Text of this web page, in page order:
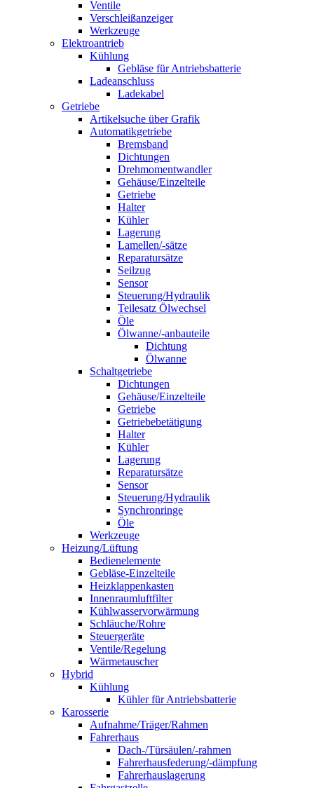
Ventile
Verschleißanzeiger
Werkzeuge
Elektroantrieb
Kühlung
Gebläse für Antriebsbatterie
Ladeanschluss
Ladekabel
Getriebe
Artikelsuche über Grafik
Automatikgetriebe
Bremsband
Dichtungen
Drehmomentwandler
Gehäuse/Einzelteile
Getriebe
Halter
Kühler
Lagerung
Lamellen/-sätze
Reparatursätze
Seilzug
Sensor
Steuerung/Hydraulik
Teilesatz Ölwechsel
Öle
Ölwanne/-anbauteile
Dichtung
Ölwanne
Schaltgetriebe
Dichtungen
Gehäuse/Einzelteile
Getriebe
Getriebebetätigung
Halter
Kühler
Lagerung
Reparatursätze
Sensor
Steuerung/Hydraulik
Synchronringe
Öle
Werkzeuge
Heizung/Lüftung
Bedienelemente
Gebläse-Einzelteile
Heizklappenkasten
Innenraumluftfilter
Kühlwasservorwärmung
Schläuche/Rohre
Steuergeräte
Ventile/Regelung
Wärmetauscher
Hybrid
Kühlung
Kühler für Antriebsbatterie
Karosserie
Aufnahme/Träger/Rahmen
Fahrerhaus
Dach-/Türsäulen/-rahmen
Fahrerhausfederung/-dämpfung
Fahrerhauslagerung